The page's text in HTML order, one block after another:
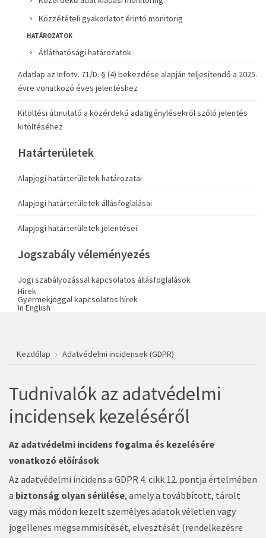
Közzétételi gyakorlatot érintő monitorig
HATÁROZATOK
Átláthatósági határozatok
Adatlap az Infotv. 71/D. § (4) bekezdése alapján teljesítendő a 2025.
évre vonatkozó éves jelentéshez
Kitöltési útmutató a közérdekű adatigénylésekről szóló jelentés
kitöltéséhez
Határterületek
Alapjogi határterületek határozatai
Alapjogi határterületek állásfoglalásai
Alapjogi határterületek jelentései
Jogszabály véleményezés
Jogi szabályozással kapcsolatos állásfoglalások
Hírek
Gyermekjoggal kapcsolatos hírek
In English
Kezdőlap Adatvédelmi incidensek (GDPR)
Tudnivalók az adatvédelmi
incidensek kezeléséről
Az adatvédelmi incidens fogalma és kezelésére
vonatkozó előírások
Az adatvédelmi incidens a GDPR 4. cikk 12. pontja értelmében
a biztonság olyan sérülése, amely a továbbított, tárolt
vagy más módon kezelt személyes adatok véletlen vagy
jogellenes megsemmisítését, elvesztését (rendelkezésre